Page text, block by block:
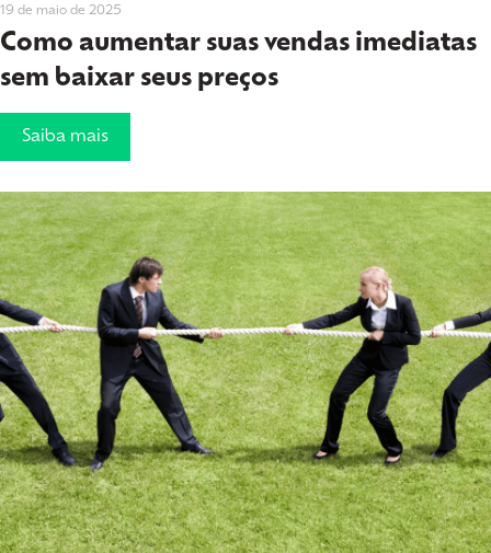
19 de maio de 2025
Como aumentar suas vendas imediatas
sem baixar seus preços
Saiba mais